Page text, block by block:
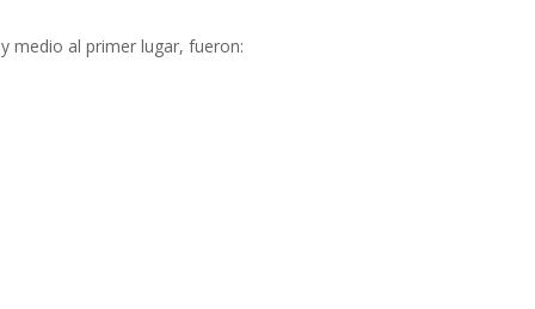
medio al primer lugar, fueron: